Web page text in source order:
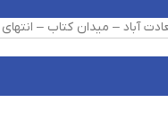
آباد – میدان کتاب –